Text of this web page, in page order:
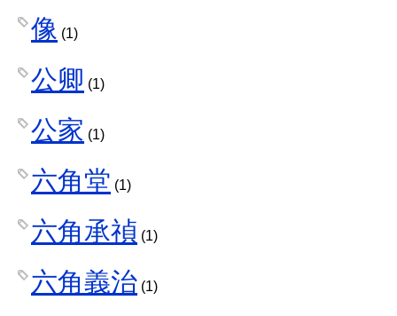
像 (1)
公卿 (1)
公家 (1)
六角堂 (1)
六角承禎 (1)
六角義治 (1)